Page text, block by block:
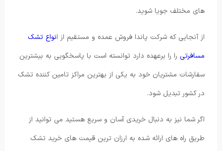
های مختلف جویا شوید.
از آنجایی که شرکت پاندا فروش عمده و مستقیم از انواع تشک
مسافرتی را را برعهده دارد توانسته است با پاسخگویی به بیشترین
سفارشات مشتریان خود به یکی از بهترین مراکز تامین کننده تشک
در کشور تبدیل شود.
اگر شما نیز به دنبال خریدی آسان و سریع هستید می توانید از
طریق راه های ارائه شده به ارزان ترین قیمت های خرید تشک